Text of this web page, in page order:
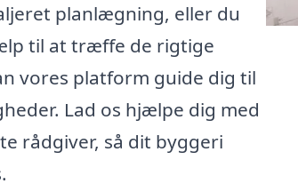
planlægning, eller du
til at træffe de rigtige
vores platform guide dig til
Lad os hjælpe dig med
rådgiver, så dit byggeri